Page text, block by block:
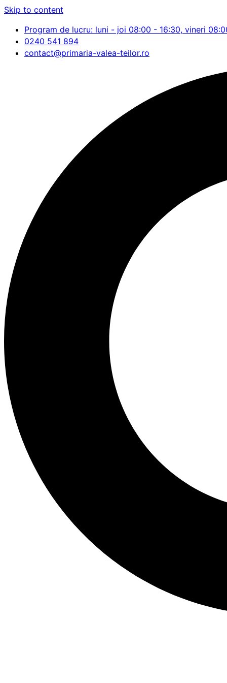
Skip to content
Program de lucru: luni - joi 08:00 - 16:30, vineri
0240 541 894
contact@primaria-valea-teilor.ro